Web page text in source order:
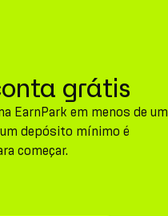
grátis
EarnPark em menos de um
depósito mínimo é
começar.